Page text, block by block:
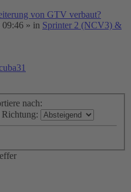
von GTV verbaut?
09:46 » in Sprinter 2 (NCV3) &
nach:
Richtung: